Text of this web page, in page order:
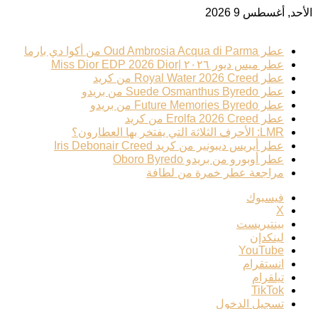
الأحد, أغسطس 9 2026
عطر Oud Ambrosia Acqua di Parma من أكوا دي بارما
عطر ميس ديور ٢٠٢٦ |Miss Dior EDP 2026 Dior
عطر Royal Water 2026 Creed من كريد
عطر Suede Osmanthus Byredo من بريدو
عطر Future Memories Byredo من بريدو
عطر Erolfa 2026 Creed من كريد
LMR: الأحرف الثلاثة التي يفتخر بها العطارون؟
عطر أيريس ديبونير من كريد Iris Debonair Creed
عطر أوبورو من بريدو Oboro Byredo
مراجعة عطر خمرة من لطافة
فيسبوك
‫X
بينتيريست
لينكدإن
‫YouTube
انستقرام
تيلقرام
‫TikTok
تسجيل الدخول